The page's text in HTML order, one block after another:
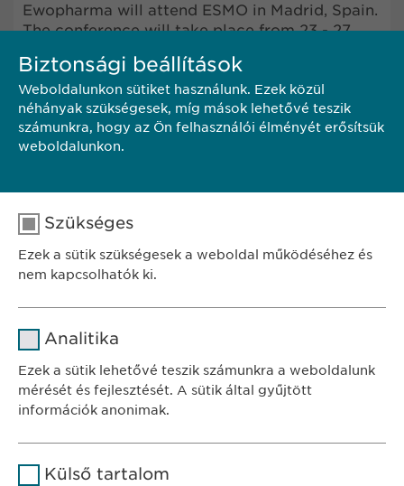
Ewopharma will attend ESMO in Madrid, Spain.
The conference will take place from 23 - 27
KAPCSOLAT
TOVÁBB A HONLAPRA
Ewopharma Hungary Kft.
1122 Budapest
Városmajor u. 13.
Biztonsági beállítások
Weboldalunkon sütiket használunk. Ezek közül
néhányak szükségesek, míg mások lehetővé teszik
számunkra, hogy az Ön felhasználói élményét erősítsük
weboldalunkon.
Szükséges
Ezek a sütik szükségesek a weboldal működéséhez és
nem kapcsolhatók ki.
Időtartam
A fehasználó sütikhez való
Analitika
Ezek a sütik lehetővé teszik számunkra a weboldalunk
mérését és fejlesztését. A sütik által gyűjtött
információk anonimak.
Külső tartalom